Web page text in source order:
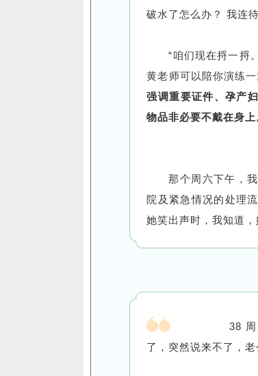
破水了怎么办？ 我连
“咱们现在捋一捋
黄老师可以陪你演练
强调重要证件、孕产
物品非必要不戴在身上
那个周六下午，
院及紧急情况的处理
她笑出声时，我知道，
38
了，突然说来不了，